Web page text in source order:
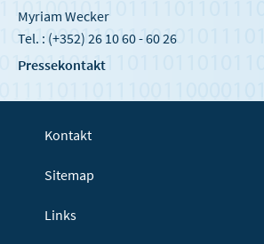
Myriam Wecker
Tel. : (+352) 26 10 60 - 60 26
Pressekontakt
Kontakt
Sitemap
Links